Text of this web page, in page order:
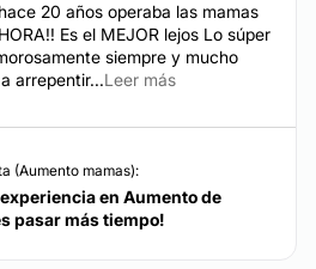
20 años operaba las mamas
Es el MEJOR lejos Lo súper
siempre y mucho
arrepentir...Leer más
(Aumento mamas):
en Aumento de
pasar más tiempo!